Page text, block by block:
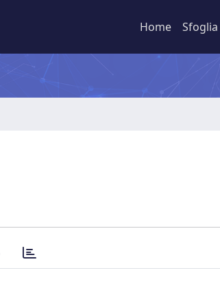
Home Sfoglia